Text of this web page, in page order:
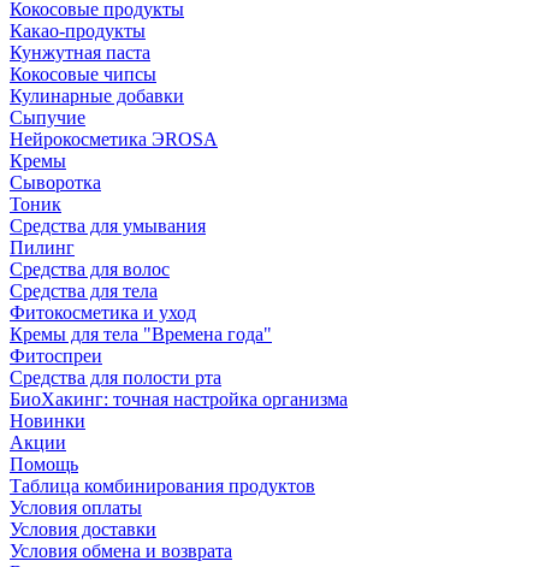
Кокосовые продукты
Какао-продукты
Кунжутная паста
Кокосовые чипсы
Кулинарные добавки
Сыпучие
Нейрокосметика ЭROSA
Кремы
Сыворотка
Тоник
Средства для умывания
Пилинг
Средства для волос
Средства для тела
Фитокосметика и уход
Кремы для тела "Времена года"
Фитоспреи
Средства для полости рта
БиоХакинг: точная настройка организма
Новинки
Акции
Помощь
Таблица комбинирования продуктов
Условия оплаты
Условия доставки
Условия обмена и возврата